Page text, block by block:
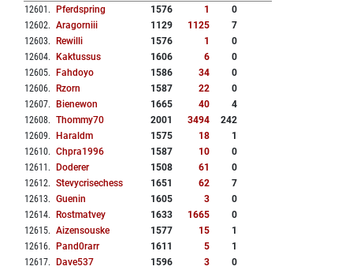
12601 . Pferdspring 1576 1
0
12602. Aragorniii 1129 1125
7
12603. Rewilli 1576 1
0
12604. Kaktussus 1606 6
0
12605. Fahdoyo 1586 34
0
12606. Rzorn 1587 22
0
12607. Bienewon 1665 40
4
12608. Thommy70 2001 3494
242
12609. Haraldm 1575 18
1
12610. Chpra1996 1587 10
0
12611 . Doderer 1508 61
0
12612. Stevycrisechess 1651 62
7
12613. Guenin 1605 3
0
12614. Rostmatvey 1633 1665
0
12615. Aizensouske 1577 15
1
12616. Pand0rarr 1611 5
1
12617. Dave537 1596 3
0